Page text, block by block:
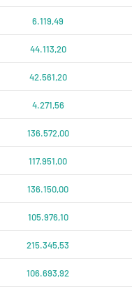
6.119,49
44.113,20
42.561,20
4.271,56
136.572,00
117.951,00
136.150,00
105.976,10
215.345,53
106.693,92